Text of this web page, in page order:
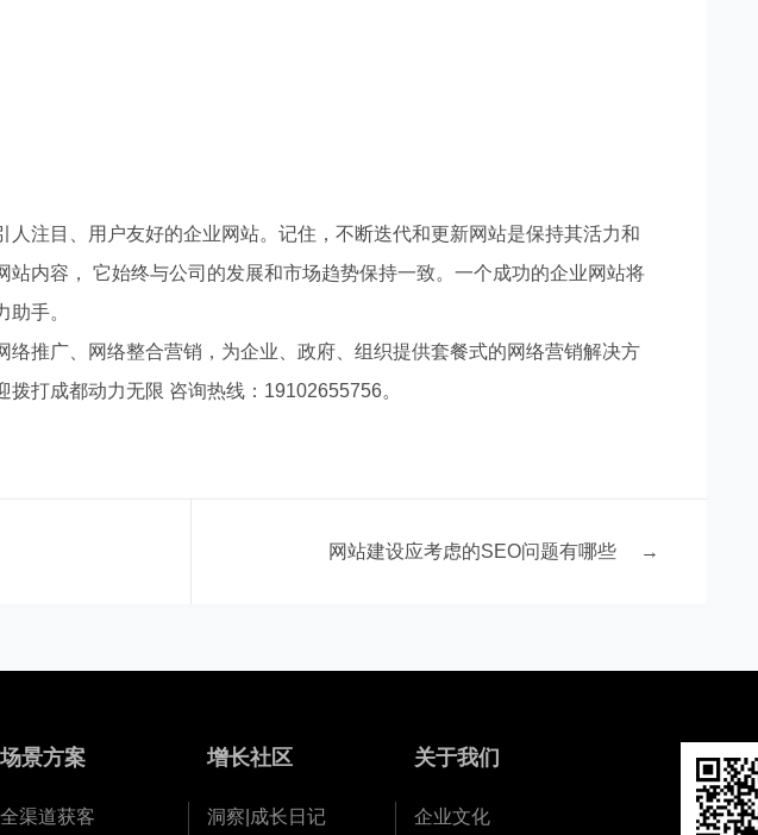
人注目、用户友好的企业网站。记住，不断迭代和更新网站是保持其活力和
站内容， 它始终与公司的发展和市场趋势保持一致。一个成功的企业网站将
手。
络推广、网络整合营销，为企业、政府、组织提供套餐式的网络营销解决方
打成都动力无限 咨询热线：19102655756。
网站建设应考虑的SEO问题有哪些 →
场景方案
全渠道获客
增长社区
洞察|成长日记
关于我们
企业文化